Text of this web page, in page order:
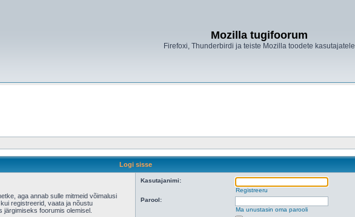
Mozilla tugifoorum
Firefoxi, Thunderbirdi ja teiste Mozilla toodete kasutajatele
Logi sisse
aga annab sulle mitmeid võimalusi
registreerid, vaata ja nõustu
järgimiseks foorumis olemisel.
Kasutajanimi:
Registreeru
Parool:
Ma unustasin oma parooli